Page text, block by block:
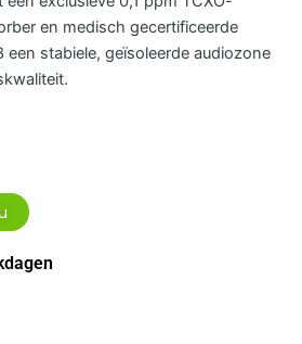
en medisch gecertificeerde
een stabiele, geïsoleerde audiozone